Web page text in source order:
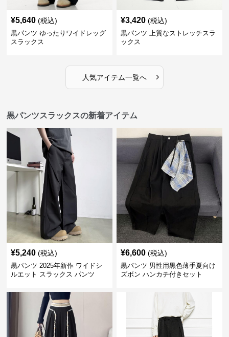
¥5,640 (税込)
黒パンツ ゆったりワイドレッグ
スラックス
¥3,420 (税込)
黒パンツ 上質なストレッチスラ
ックス
人気アイテム一覧へ ›
黒パンツスラックスの新着アイテム
¥5,240 (税込)
黒パンツ 2025年新作 ワイドシ
ルエット スラックス パンツ
¥6,600 (税込)
黒パンツ 男性用黒色薄手夏向け
ズボン ハンカチ付きセット